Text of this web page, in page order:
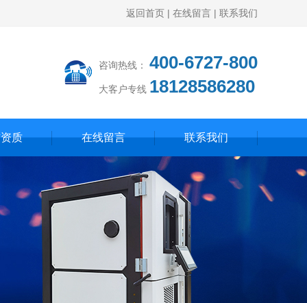
返回首页 | 在线留言 | 联系我们
咨询热线： 400-6727-800
大客户专线 18128586280
质 在线留言 联系我们